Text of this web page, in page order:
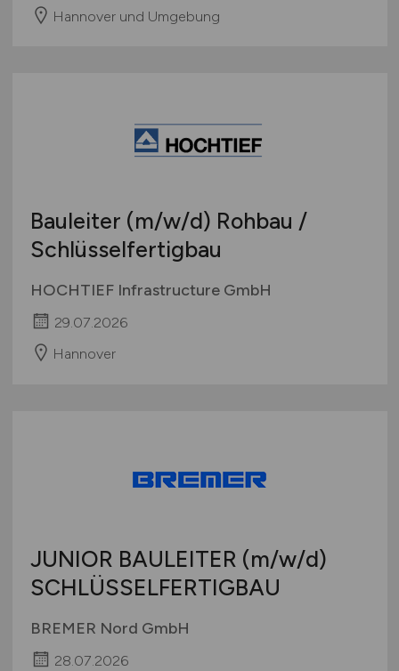
Hannover und Umgebung
Bauleiter (m/w/d) Rohbau /
Schlüsselfertigbau
HOCHTIEF Infrastructure GmbH
29.07.2026
Hannover
JUNIOR BAULEITER (m/w/d)
SCHLÜSSELFERTIGBAU
BREMER Nord GmbH
28.07.2026